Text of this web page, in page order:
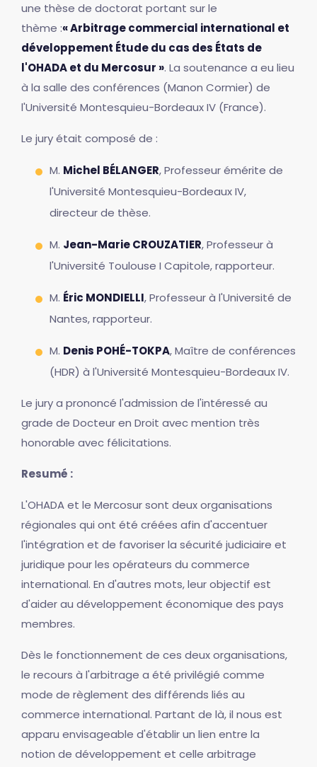
une thèse de doctorat portant sur le
thème :« Arbitrage commercial international et
développement Étude du cas des États de
l'OHADA et du Mercosur ». La soutenance a eu lieu
à la salle des conférences (Manon Cormier) de
l'Université Montesquieu-Bordeaux IV (France).
Le jury était composé de :
M. Michel BÉLANGER, Professeur émérite de
l'Université Montesquieu-Bordeaux IV,
directeur de thèse.
M. Jean-Marie CROUZATIER, Professeur à
l'Université Toulouse I Capitole, rapporteur.
M. Éric MONDIELLI, Professeur à l'Université de
Nantes, rapporteur.
M. Denis POHÉ-TOKPA, Maître de conférences
(HDR) à l'Université Montesquieu-Bordeaux IV.
Le jury a prononcé l'admission de l'intéressé au
grade de Docteur en Droit avec mention très
honorable avec félicitations.
Resumé :
L'OHADA et le Mercosur sont deux organisations
régionales qui ont été créées afin d'accentuer
l'intégration et de favoriser la sécurité judiciaire et
juridique pour les opérateurs du commerce
international. En d'autres mots, leur objectif est
d'aider au développement économique des pays
membres.
Dès le fonctionnement de ces deux organisations,
le recours à l'arbitrage a été privilégié comme
mode de règlement des différends liés au
commerce international. Partant de là, il nous est
apparu envisageable d'établir un lien entre la
notion de développement et celle arbitrage